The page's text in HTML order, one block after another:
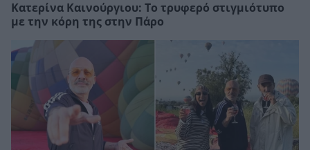
Κατερίνα Καινούργιου: Το τρυφερό στιγμιότυπο
με την κόρη της στην Πάρο